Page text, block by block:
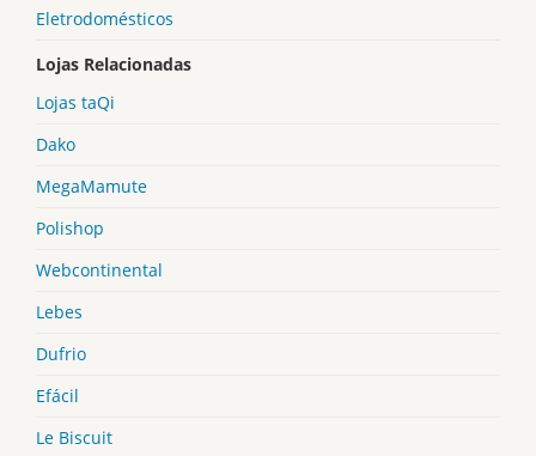
Eletrodomésticos
Lojas Relacionadas
Lojas taQi
Dako
MegaMamute
Polishop
Webcontinental
Lebes
Dufrio
Efácil
Le Biscuit